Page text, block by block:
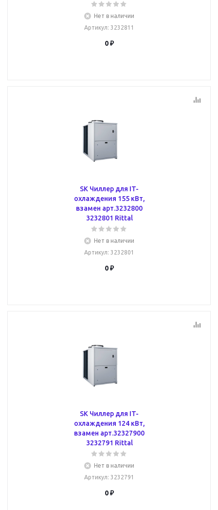
Нет в наличии
Артикул: 3232811
0 ₽
SK Чиллер для IT-
охлаждения 155 кВт,
взамен арт.3232800
3232801 Rittal
Нет в наличии
Артикул: 3232801
0 ₽
SK Чиллер для IT-
охлаждения 124 кВт,
взамен арт.32327900
3232791 Rittal
Нет в наличии
Артикул: 3232791
0 ₽